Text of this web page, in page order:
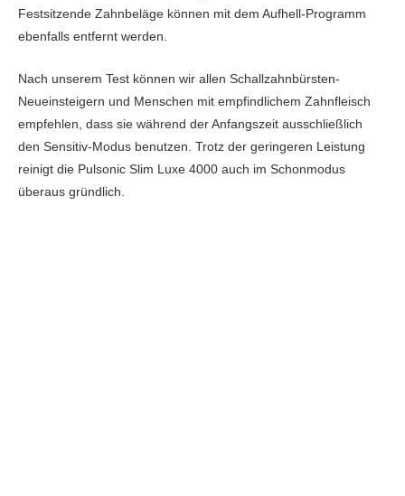
Festsitzende Zahnbeläge können mit dem Aufhell-Programm
ebenfalls entfernt werden.
Nach unserem Test können wir allen Schallzahnbürsten-
Neueinsteigern und Menschen mit empfindlichem Zahnfleisch
empfehlen, dass sie während der Anfangszeit ausschließlich
den Sensitiv-Modus benutzen. Trotz der geringeren Leistung
reinigt die Pulsonic Slim Luxe 4000 auch im Schonmodus
überaus gründlich.